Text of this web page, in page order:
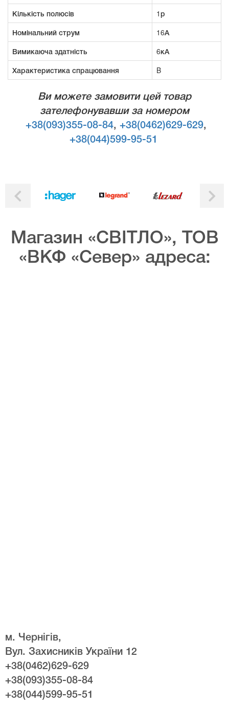
Кількість полюсів
1р
Номінальний струм
16А
Вимикаюча здатність
6кА
Характеристика спрацювання
B
Ви можете замовити цей товар
зателефонувавши за номером
+38(093)355-08-84, +38(0462)629-629,
+38(044)599-95-51
Магазин «СВІТЛО», ТОВ
«ВКФ «Север» адреса:
м. Чернігів,
Вул. Захисників України 12
+38(0462)629-629
+38(093)355-08-84
+38(044)599-95-51